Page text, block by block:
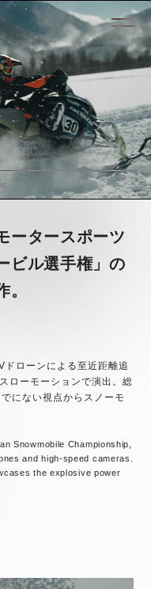
ータースポーツ
ビル選手権」の
ローンによる至近距離追
ローモーションで演出。総
にない視点からスノーモ
Snowmobile Championship,
and high-speed cameras.
the explosive power